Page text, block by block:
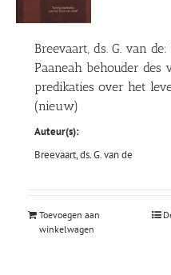
Breevaart, ds. G. van
Paaneah behouder des
predikaties over het
(nieuw)
Auteur(s):
Breevaart, ds. G. van de
Toevoegen aan
winkelwagen